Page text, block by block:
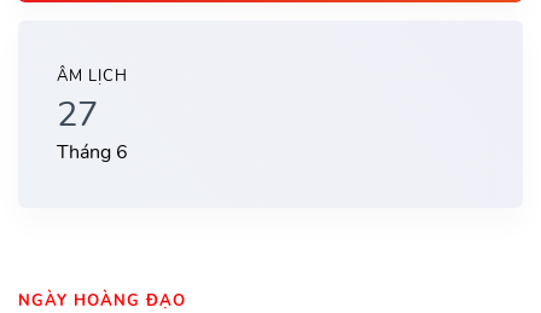
ÂM LỊCH
27
Tháng 6
NGÀY HOÀNG ĐẠO